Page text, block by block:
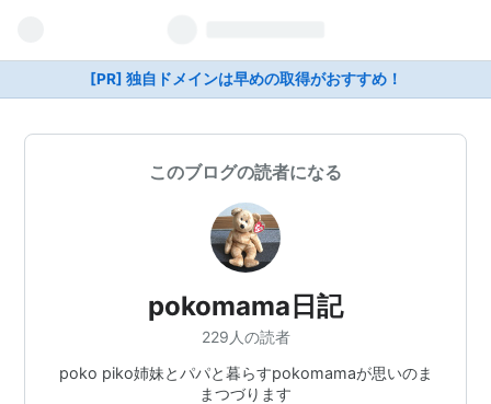
[PR] 独自ドメインは早めの取得がおすすめ！
このブログの読者になる
pokomama日記
229人の読者
poko piko姉妹とパパと暮らすpokomamaが思いのま
まつづります